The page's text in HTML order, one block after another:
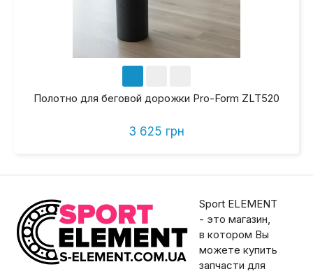
Полотно для беговой дорожки Pro-Form ZLT520
3 625 грн
Sport ELEMENT
- это магазин,
в котором Вы
можете купить
запчасти для